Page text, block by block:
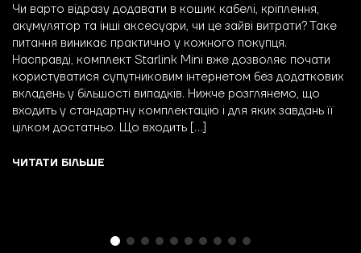
Чи варто відразу додавати в кошик кабелі, кріплення,
акумулятор та інші аксесуари, чи це зайві витрати? Таке
питання виникає практично у кожного покупця.
Насправді, комплект Starlink Mini вже дозволяє почати
користуватися супутниковим інтернетом без додаткових
вкладень у більшості випадків. Нижче розглянемо, що
входить у стандартну комплектацію і для яких завдань її
цілком достатньо. Що входить […]
ЧИТАТИ БІЛЬШЕ